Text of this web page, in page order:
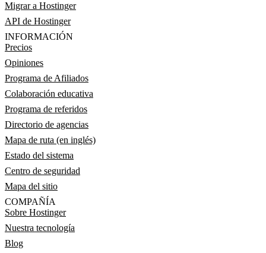
Migrar a Hostinger
API de Hostinger
INFORMACIÓN
Precios
Opiniones
Programa de Afiliados
Colaboración educativa
Programa de referidos
Directorio de agencias
Mapa de ruta (en inglés)
Estado del sistema
Centro de seguridad
Mapa del sitio
COMPAÑÍA
Sobre Hostinger
Nuestra tecnología
Blog